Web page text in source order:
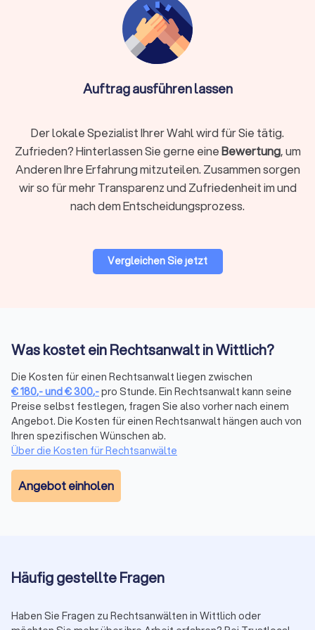
Fall. Diese Schritte helfen Ihnen bei der Suche:
Rechtsgebiet identifizieren
Arbeitsrecht, Familienrecht, Mietrecht, Strafrecht und andere
Bereiche erfordern jeweils spezialisiertes Wissen. Ein
nachgewiesene Erfahrung in seinem Gebiet.
Regionale oder überregionale Suche
Für viele Mandate ist ein Anwalt in Ihrer Nähe praktisch,
insbesondere wenn persönliche Treffen oder
viel Kommunikation heute digital abläuft.
Mandantenbewertungen von verschiedenen Plattformen und
zusammen. So sehen Sie auf einen Blick, wie andere
Mandanten die Kommunikation, Erfolgsquote und Betreuung
bewerten, ohne verschiedene Websites durchsuchen zu
müssen.
Erstberatung nutzen
Viele Anwälte bieten eine Erstberatung an, um Ihren Fall zu
Kompetenz und das persönliche Auftreten des Anwalts zu
Auftrag ausführen lassen
Der lokale Spezialist Ihrer Wahl wird für Sie tätig.
Zufrieden? Hinterlassen Sie gerne eineBewertung, um
Anderen Ihre Erfahrung mitzuteilen. Zusammen sorgen
wir so für mehr Transparenz und Zufriedenheit im und
nach dem Entscheidungsprozess.
Vergleichen Sie jetzt
Was kostet ein Rechtsanwalt in Wittlich?
Die Kosten für einen Rechtsanwalt liegen zwischen
€180,-und€300,-pro Stunde. Ein Rechtsanwalt kann seine
Preise selbst festlegen, fragen Sie also vorher nach einem
Angebot. Die Kosten für einen Rechtsanwalt hängen auch von
Ihren spezifischen Wünschen ab.
Über die Kosten für Rechtsanwälte
Angebot einholen
Häufig gestellte Fragen
Haben Sie Fragen zu Rechtsanwälten in Wittlich oder